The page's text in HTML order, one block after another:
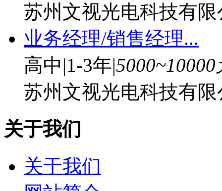
苏州文视光电科技有限
业务经理/销售经理...
高中|1-3年|
苏州文视光电科技有限
关于我们
关于我们